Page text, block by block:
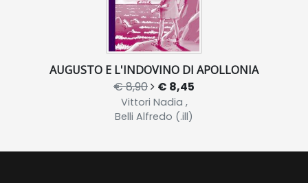
AUGUSTO E L'INDOVINO DI APOLLONIA
€ 8,90 € 8,45
Vittori Nadia ,
Belli Alfredo (.ill)